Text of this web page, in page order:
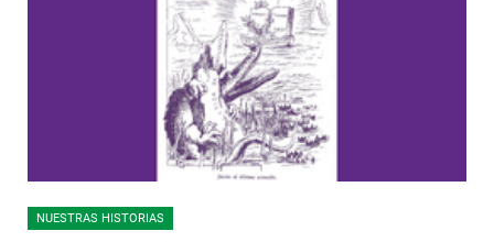
NUESTRAS HISTORIAS